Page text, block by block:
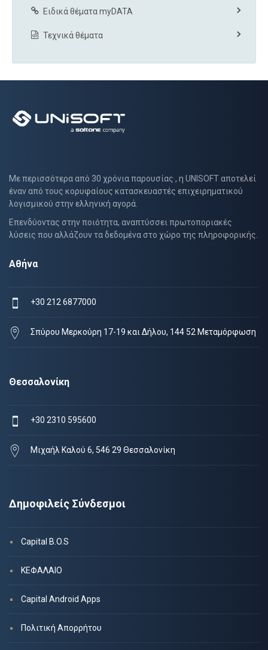
Ειδικά θέματα myDATA
Τεχνικά θέματα
Με περισσότερα από 30 χρόνια παρουσίας , η UNISOFT αποτελεί
έναν από τους κορυφαίους κατασκευαστές επιχειρηματικού
λογισμικού στην ελληνική αγορά.
Επενδύοντας στην ποιότητα, αναπτύσσει πρωτοποριακές
λύσεις που αλλάζουν τα δεδομένα στο χώρο της πληροφορικής.
Αθήνα
+30 212 6877000
Σπύρου Μερκούρη 17-19 και Δήλου, 144 52 Μεταμόρφωση
Θεσσαλονίκη
+30 2310 595600
Μιχαήλ Καλού 6, 546 29 Θεσσαλονίκη
Δημοφιλείς Σύνδεσμοι
Capital B.O.S
ΚΕΦΑΛΑΙΟ
Capital Android Apps
Πολιτική Απορρήτου